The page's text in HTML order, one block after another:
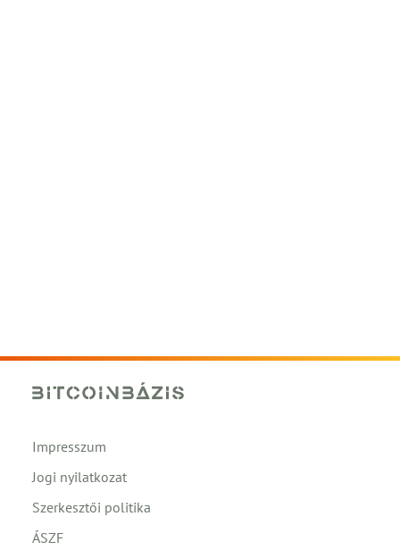
Impresszum
Jogi nyilatkozat
Szerkesztői politika
ÁSZF